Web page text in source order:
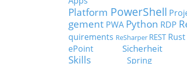
Platform PowerShell
gement PWA Python RDP
quirements ReSharper REST Rust
ePoint
Sicherheit
Skills
Spring